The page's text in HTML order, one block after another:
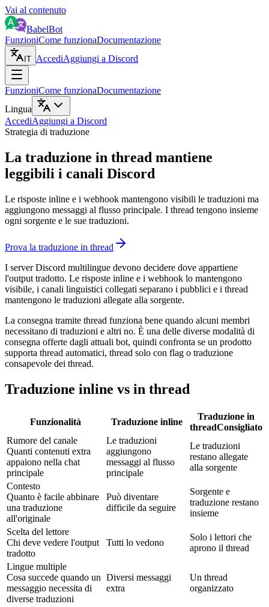
Vai al contenuto
BabelBot
FunzioniCome funzionaDocumentazione
IT AccediAggiungi a Discord
FunzioniCome funzionaDocumentazione
Lingua
AccediAggiungi a Discord
Strategia di traduzione
La traduzione in thread mantiene
leggibili i canali Discord
Le risposte inline e i webhook mantengono visibili le traduzioni ma
aggiungono messaggi al flusso principale. I thread tengono insieme
ogni sorgente e le sue traduzioni.
Prova la traduzione in thread
I server Discord multilingue devono decidere dove appartiene
l'output tradotto. Le risposte inline e i webhook lo mantengono
visibile, i canali linguistici collegati separano i pubblici e i thread
mantengono le traduzioni allegate alla sorgente.
La consegna tramite thread funziona bene quando alcuni membri
necessitano di traduzioni e altri no. È una delle diverse modalità di
consegna offerte dagli attuali bot, quindi confronta se un prodotto
supporta thread automatici, thread solo con flag o traduzione
consapevole dei thread.
Traduzione inline vs in thread
Funzionalità Traduzione inline
Traduzione in
threadConsigliato
Rumore del canale
Quanti contenuti extra
appaiono nella chat
principale
Le traduzioni
aggiungono
messaggi al flusso
principale
Le traduzioni
restano allegate
alla sorgente
Contesto
Quanto è facile abbinare
una traduzione
all'originale
Può diventare
difficile da seguire
Sorgente e
traduzione restano
insieme
Scelta del lettore
Chi deve vedere l'output
tradotto
Tutti lo vedono
Solo i lettori che
aprono il thread
Lingue multiple
Cosa succede quando un
messaggio necessita di
diverse traduzioni
Diversi messaggi
extra
Un thread
organizzato